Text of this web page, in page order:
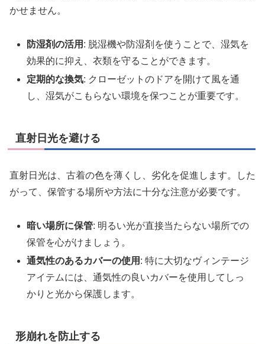
かせません。
防湿剤の活用 : 脱湿機や防湿剤を使うことで、湿気を
効果的に抑え、衣類を守ることができます。
定期的な換気: クローゼットのドアを開けて風を通
し、湿気がこもらない環境を保つことが重要です。
直射日光を避ける
直射日光は、古着の色を薄くし、劣化を促進します。した
がって、保管する場所や方法に十分な注意が必要です。
暗い場所に保管: 明るい光が直接当たらない場所での
保管を心がけましょう。
通気性のあるカバーの使用 : 特に大切なヴィンテージ
アイテムには、通気性の良いカバーを使用してしっ
かりと光から保護します。
形崩れを防止する